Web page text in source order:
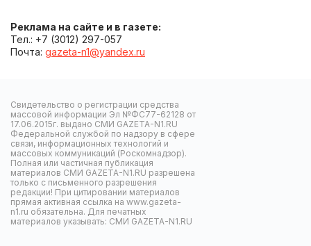
Реклама на сайте и в газете:
Тел.: +7 (3012) 297-057
Почта: gazeta-n1@yandex.ru
Свидетельство о регистрации средства
массовой информации Эл №ФС77-62128 от
17.06.2015г. выдано СМИ GAZETA-N1.RU
Федеральной службой по надзору в сфере
связи, информационных технологий и
массовых коммуникаций (Роскомнадзор).
Полная или частичная публикация
материалов СМИ GAZETA-N1.RU разрешена
только с письменного разрешения
редакции! При цитировании материалов
прямая активная ссылка на www.gazeta-
n1.ru обязательна. Для печатных
материалов указывать: СМИ GAZETA-N1.RU